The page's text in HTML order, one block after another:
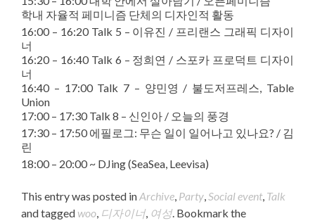
학내 자율적 페미니즘 단체의 디자인적 활동
16:00 – 16:20 Talk 5 – 이유진 / 프리랜스 그래픽 디자이
너
16:20 – 16:40 Talk 6 – 정희연 / 스포카 프로덕트 디자이
너
16:40 – 17:00 Talk 7 – 양민영 / 불도저프레스, Table
Union
17:00 – 17:30 Talk 8 – 신인아 / 오늘의 풍경
17:30 – 17:50 에필로그: 무슨 일이 일어나고 있나요? / 김
린
18:00 – 20:00 ~ DJing (SeaSea, Leevisa)
This entry was posted in Archive Party Social event, Talk
and tagged woo 디자이너, 여성. Bookmark the